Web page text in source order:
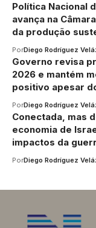
Política Nacional
avança na
da produção
PorDiego Rodríguez
Governo revisa
2026 e mantém
positivo apesar
PorDiego Rodríguez
Conectada, mas
economia de
impactos da
PorDiego Rodríguez